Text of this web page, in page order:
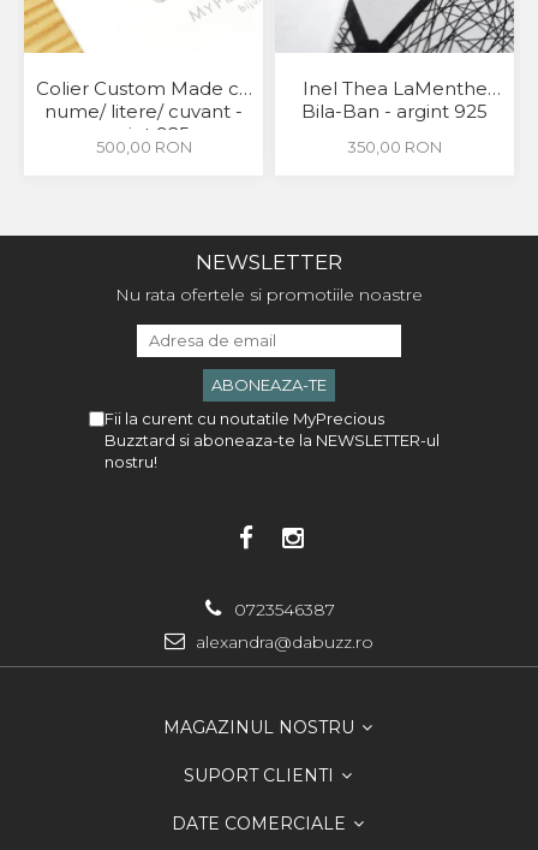
Colier Custom Made cu
nume/ litere/ cuvant -
argint 925
500,00 RON
Inel Thea LaMenthe
Bila-Ban - argint 925
350,00 RON
NEWSLETTER
Nu rata ofertele si promotiile noastre
Fii la curent cu noutatile MyPrecious
Buzztard si aboneaza-te la NEWSLETTER-ul
nostru!
0723546387
alexandra@dabuzz.ro
MAGAZINUL NOSTRU
SUPORT CLIENTI
DATE COMERCIALE